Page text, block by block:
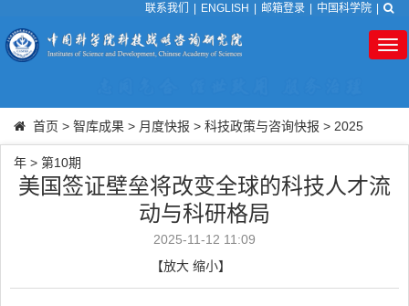
联系我们 ENGLISH 邮箱登录 中国科学院
首页 > 智库成果 > 月度快报 > 科技政策与咨询快报 > 2025
年 > 第10期
美国签证壁垒将改变全球的科技人才流
动与科研格局
2025-11-12 11:09
【放大 缩小】